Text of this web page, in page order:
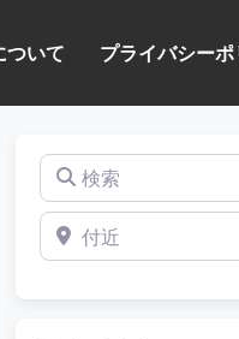
ついて プライバシー
検索
付近